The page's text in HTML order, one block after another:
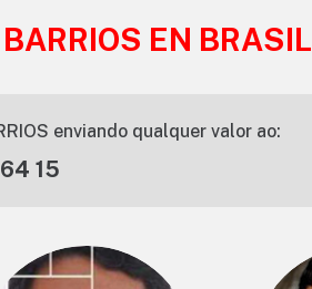
EN BRASIL
enviando qualquer valor ao:
15